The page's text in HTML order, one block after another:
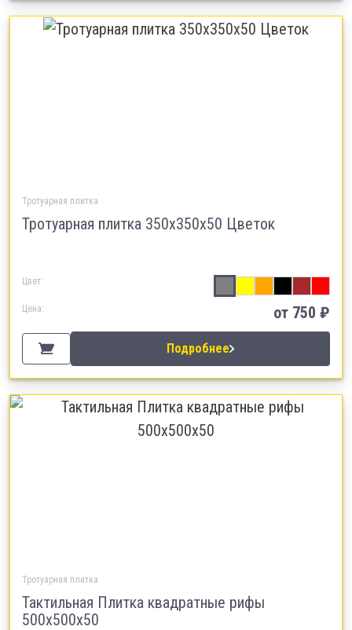
Тротуарная плитка
Тротуарная плитка 350х350х50 Цветок
Цвет:
Цена: от 750 ₽
Подробнее
Тротуарная плитка
Тактильная Плитка квадратные рифы
500х500х50